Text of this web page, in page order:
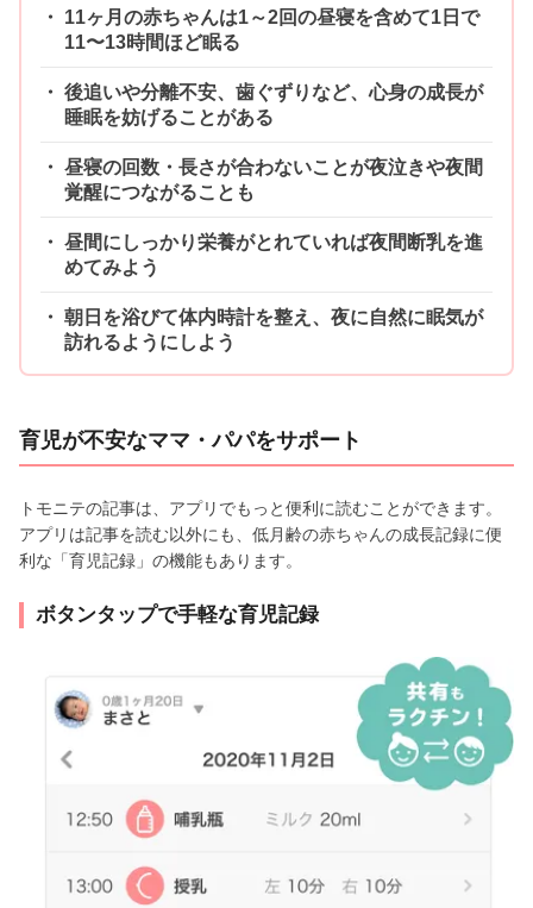
11ヶ月の赤ちゃんは1～2回の昼寝を含めて1日で
11〜13時間ほど眠る
後追いや分離不安、歯ぐずりなど、心身の成長が
睡眠を妨げることがある
昼寝の回数・長さが合わないことが夜泣きや夜間
覚醒につながることも
昼間にしっかり栄養がとれていれば夜間断乳を進
めてみよう
朝日を浴びて体内時計を整え、夜に自然に眠気が
訪れるようにしよう
育児が不安なママ・パパをサポート
トモニテの記事は、アプリでもっと便利に読むことができます。
アプリは記事を読む以外にも、低月齢の赤ちゃんの成長記録に便
利な「育児記録」の機能もあります。
ボタンタップで手軽な育児記録